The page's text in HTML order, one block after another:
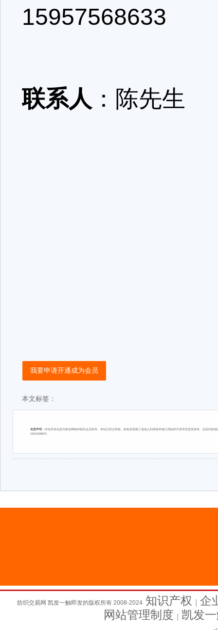
15957568633
联系人 ：陈先生
我要申请开通成为会员
本文标签：
免责声明： 本站所有信息均来自网络和相关会员发布，本站已经过审核，如有发现第三者他人利用各种借口理由和不择手段恶意发布、涉及到
15313206870。
纺织交易网 凯发一触即发的版权所有 2008-2024 知识产权
企
网站管理制度
凯发